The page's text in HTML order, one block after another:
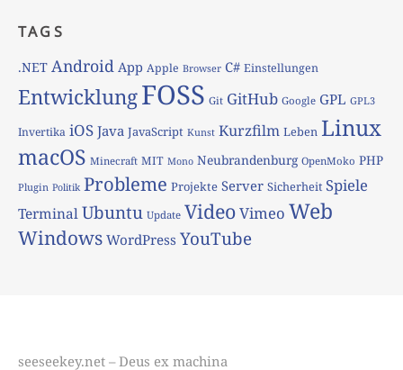
TAGS
.NET Android App Apple Browser C# Einstellungen
EntwicklungFOSS Git GitHub Google GPL GPL3
Invertika iOS Java JavaScript Kunst Kurzfilm Leben Linux
macOS Minecraft MIT Mono Neubrandenburg OpenMoko PHP
Plugin Politik Probleme Projekte Server Sicherheit Spiele
TerminalUbuntu Update VideoVimeo Web
Windows WordPress YouTube
seeseekey.net – Deus ex machina